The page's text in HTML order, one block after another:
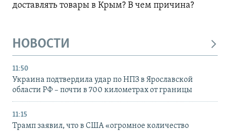
доставлять товары в Крым? В чем причина?
НОВОСТИ
11:50
Украина подтвердила удар по НПЗ в Ярославской
области РФ – почти в 700 километрах от границы
11:15
Трамп заявил, что в США «огромное количество